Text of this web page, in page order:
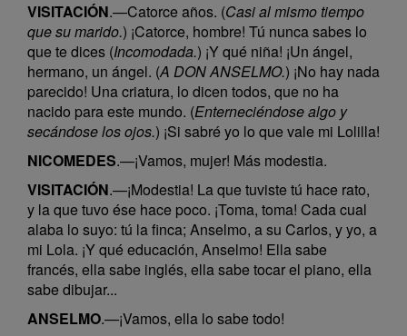
VISITACIÓN.—Catorce años. (Casi al mismo tiempo
que su marido.) ¡Catorce, hombre! Tú nunca sabes lo
que te dices (Incomodada.) ¡Y qué niña! ¡Un ángel,
hermano, un ángel. (A DON ANSELMO.) ¡No hay nada
parecido! Una criatura, lo dicen todos, que no ha
nacido para este mundo. (Enterneciéndose algo y
secándose los ojos.) ¡Si sabré yo lo que vale mi Lolilla!
NICOMEDES.—¡Vamos, mujer! Más modestia.
VISITACIÓN.—¡Modestia! La que tuviste tú hace rato,
y la que tuvo ése hace poco. ¡Toma, toma! Cada cual
alaba lo suyo: tú la finca; Anselmo, a su Carlos, y yo, a
mi Lola. ¡Y qué educación, Anselmo! Ella sabe
francés, ella sabe inglés, ella sabe tocar el piano, ella
sabe dibujar...
ANSELMO.—¡Vamos, ella lo sabe todo!